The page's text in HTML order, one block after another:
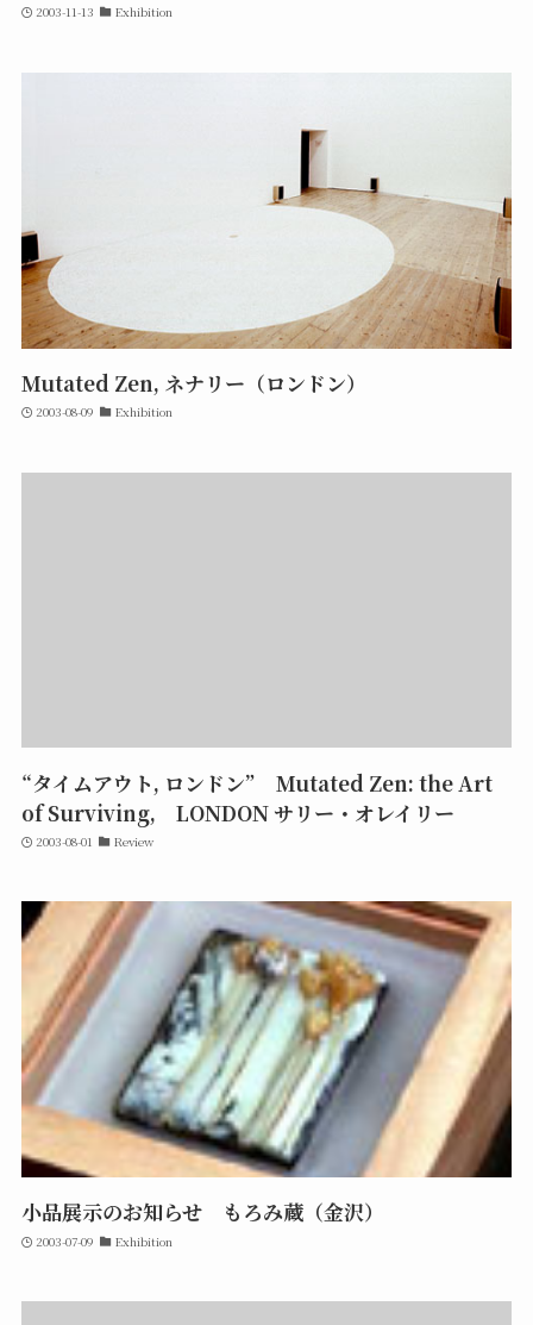
2003-11-13 Exhibition
Mutated Zen, ネナリー（ロンドン）
2003-08-09 Exhibition
“タイムアウト, ロンドン” Mutated Zen: the Art
of Surviving, LONDON サリー・オレイリー
2003-08-01 Review
小品展示のお知らせ もろみ蔵（金沢）
2003-07-09 Exhibition